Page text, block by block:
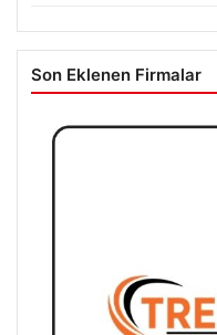
Son Eklenen Firmalar